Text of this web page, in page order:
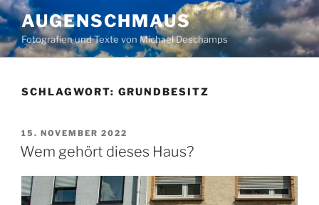
Zum
Inhalt
springen
AUGENSCHMAUS
Fotografien und Texte von Michael Deschamps
SCHLAGWORT: GRUNDBESITZ
VERÖFFENTLICHT
AM
15. NOVEMBER 2022
Wem gehört dieses Haus?